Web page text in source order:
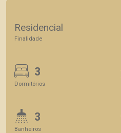
Residencial
Finalidade
3
Dormitórios
3
Banheiros